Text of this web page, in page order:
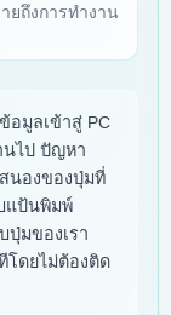
ถึงการทำงาน
มูลเข้าสู่ PC
นไป ปัญหา
นองของปุ่มที่
แป้นพิมพ์
มของเรา
ดยไม่ต้องติด